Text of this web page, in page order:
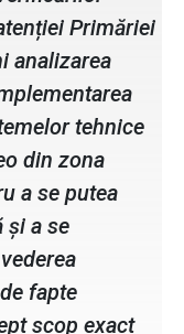
Primăriei
analizarea
tehnice
din zona
a se putea
și a se
fapte
scop exact